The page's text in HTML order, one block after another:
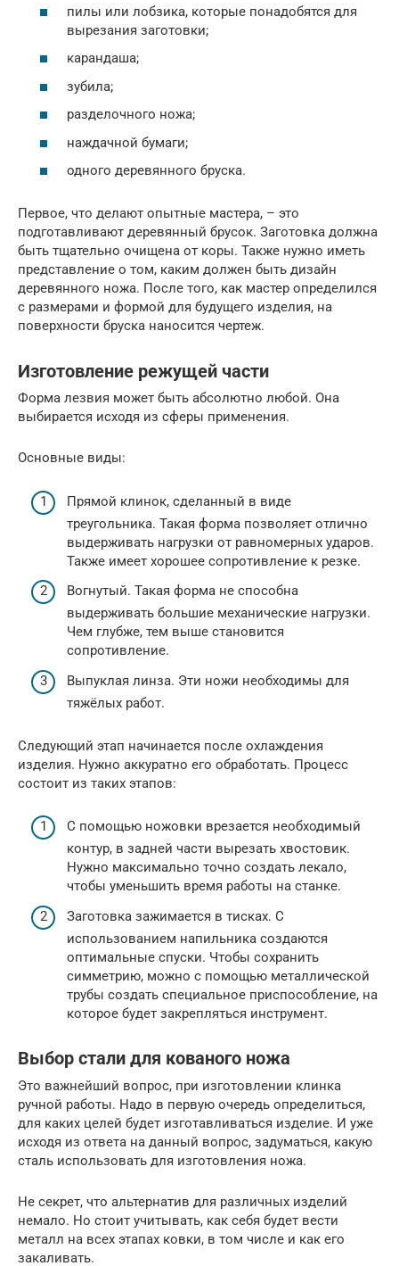
пилы или лобзика, которые понадобятся для
вырезания заготовки;
карандаша;
зубила;
разделочного ножа;
наждачной бумаги;
одного деревянного бруска.
Первое, что делают опытные мастера, – это
подготавливают деревянный брусок. Заготовка должна
быть тщательно очищена от коры. Также нужно иметь
представление о том, каким должен быть дизайн
деревянного ножа. После того, как мастер определился
с размерами и формой для будущего изделия, на
поверхности бруска наносится чертеж.
Изготовление режущей части
Форма лезвия может быть абсолютно любой. Она
выбирается исходя из сферы применения.
Основные виды:
Прямой клинок, сделанный в виде
треугольника. Такая форма позволяет отлично
выдерживать нагрузки от равномерных ударов.
Также имеет хорошее сопротивление к резке.
Вогнутый. Такая форма не способна
выдерживать большие механические нагрузки.
Чем глубже, тем выше становится
сопротивление.
Выпуклая линза. Эти ножи необходимы для
тяжёлых работ.
Следующий этап начинается после охлаждения
изделия. Нужно аккуратно его обработать. Процесс
состоит из таких этапов:
С помощью ножовки врезается необходимый
контур, в задней части вырезать хвостовик.
Нужно максимально точно создать лекало,
чтобы уменьшить время работы на станке.
Заготовка зажимается в тисках. С
использованием напильника создаются
оптимальные спуски. Чтобы сохранить
симметрию, можно с помощью металлической
трубы создать специальное приспособление, на
которое будет закрепляться инструмент.
Выбор стали для кованого ножа
Это важнейший вопрос, при изготовлении клинка
ручной работы. Надо в первую очередь определиться,
для каких целей будет изготавливаться изделие. И уже
исходя из ответа на данный вопрос, задуматься, какую
сталь использовать для изготовления ножа.
Не секрет, что альтернатив для различных изделий
немало. Но стоит учитывать, как себя будет вести
металл на всех этапах ковки, в том числе и как его
закаливать.